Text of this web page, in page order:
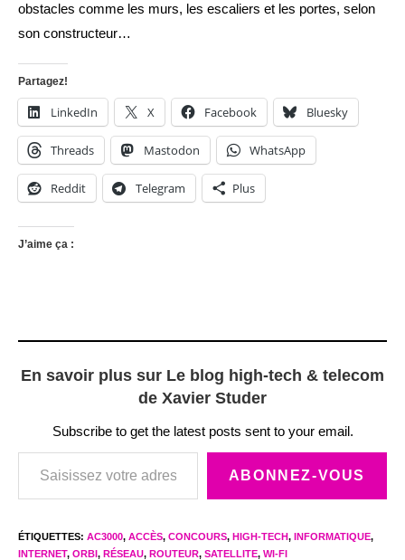
obstacles comme les murs, les escaliers et les portes, selon
son constructeur…
Partagez!
LinkedIn X Facebook Bluesky
Threads Mastodon WhatsApp
Reddit Telegram Plus
J’aime ça :
En savoir plus sur Le blog high-tech & telecom
de Xavier Studer
Subscribe to get the latest posts sent to your email.
Saisissez votre adresse e-mail…
ABONNEZ-VOUS
ÉTIQUETTES: AC3000, ACCÈS, CONCOURS, HIGH-TECH, INFORMATIQUE,
INTERNET, ORBI, RÉSEAU, ROUTEUR, SATELLITE, WI-FI